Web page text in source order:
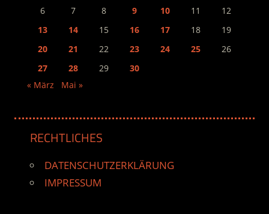
6
7 8 9 10 11
12
13
14 15 16 17 18
19
20
21 22 23 24 25
26
27
28 29
30
« März
Mai »
RECHTLICHES
DATENSCHUTZERKLÄRUNG
IMPRESSUM